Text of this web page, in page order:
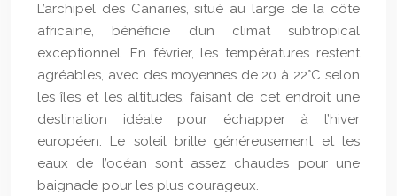
L’archipel des Canaries, situé au large de la côte
africaine, bénéficie d’un climat subtropical
exceptionnel. En février, les températures restent
agréables, avec des moyennes de 20 à 22°C selon
les îles et les altitudes, faisant de cet endroit une
destination idéale pour échapper à l’hiver
européen. Le soleil brille généreusement et les
eaux de l’océan sont assez chaudes pour une
baignade pour les plus courageux.